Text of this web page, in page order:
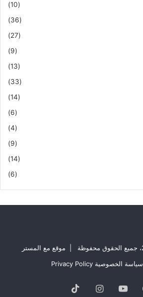
(10)
(36)
(27)
(9)
(13)
(33)
(14)
(6)
(4)
(9)
(14)
(6)
سياسة الخصوصية Privacy Policy
فيسبوك يوتيوب انستقرام